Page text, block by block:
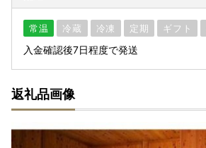
常温 冷蔵 冷凍 定期 ギフト
入金確認後7日程度で発送
返礼品画像